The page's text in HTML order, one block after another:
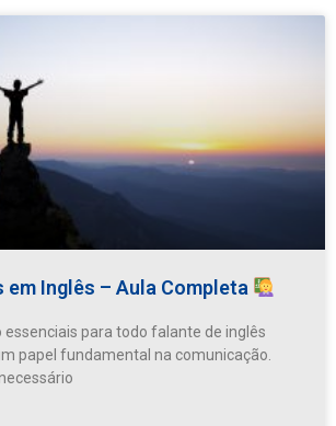
em Inglês – Aula Completa
essenciais para todo falante de inglês
papel fundamental na comunicação.